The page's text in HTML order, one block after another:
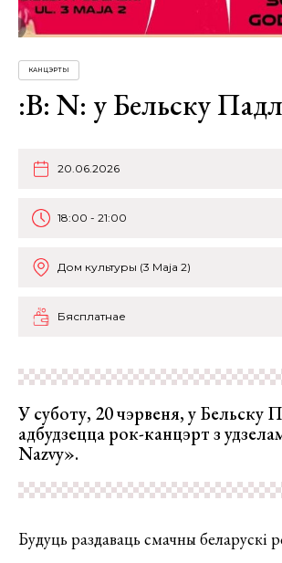
КАНЦЭРТЫ
:B: N: у Бельску
20.06.2026
18:00 - 21:00
Дом культуры (3 Maja 2)
Бясплатнае
У суботу, 20 чэрвеня, у Бельску
адбудзецца рок-канцэрт з
Nazvy».
Будуць раздаваць смачны беларускі